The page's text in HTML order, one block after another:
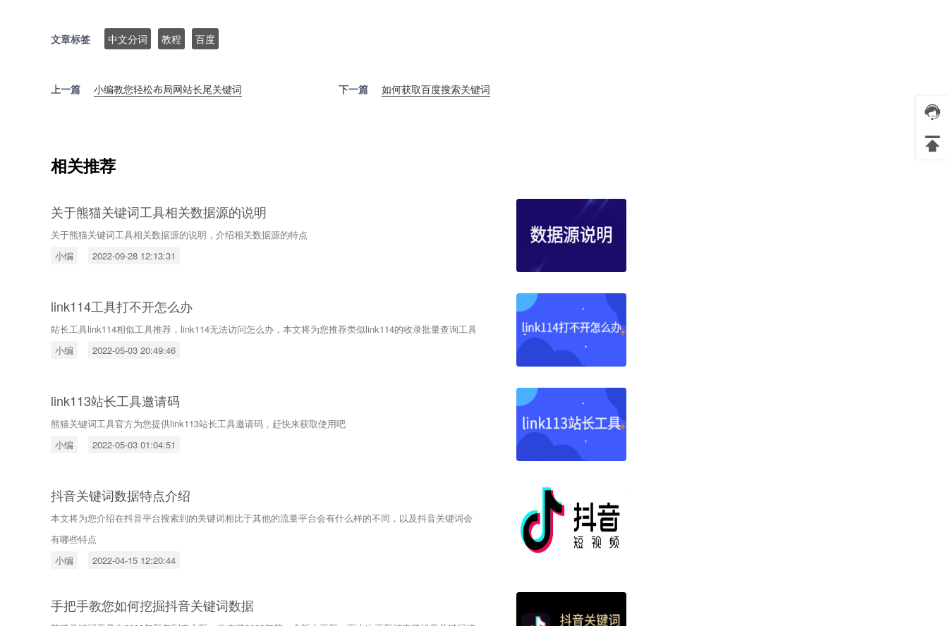
文章标签 中文分词 教程 百度
上一篇 小编教您轻松布局网站长尾关键词 下一篇 如何获取百度搜索关键词
相关推荐
关于熊猫关键词工具相关数据源的说明
关于熊猫关键词工具相关数据源的说明，介绍相关数据源的特点
小编
2022-09-28 12:13:31
link114工具打不开怎么办
站长工具link114相似工具推荐，link114无法访问怎么办，本文将为您推荐类似link114的收录批量查询工具
小编
2022-05-03 20:49:46
link113站长工具邀请码
熊猫关键词工具官方为您提供link113站长工具邀请码，赶快来获取使用吧
小编
2022-05-03 01:04:51
抖音关键词数据特点介绍
本文将为您介绍在抖音平台搜索到的关键词相比于其他的流量平台会有什么样的不同，以及抖音关键词会
有哪些特点
小编
2022-04-15 12:20:44
手把手教您如何挖掘抖音关键词数据